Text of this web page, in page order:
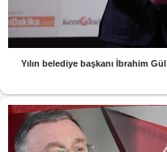
Yılın belediye başkanı İbrahim Gül